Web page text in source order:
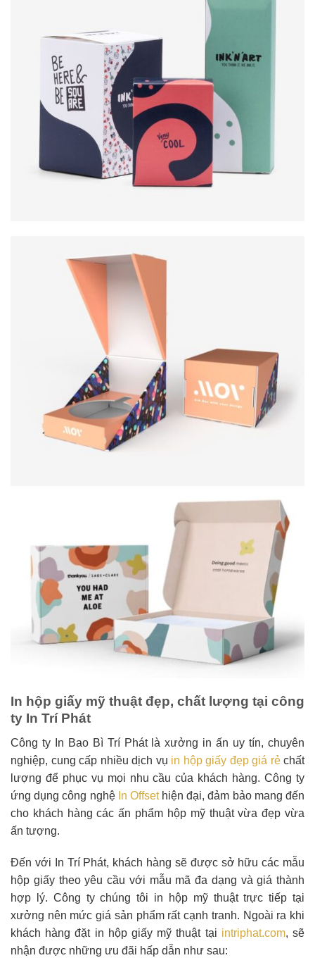
In hộp giấy mỹ thuật đẹp, chất lượng tại công
ty In Trí Phát
Công ty In Bao Bì Trí Phát là xưởng in ấn uy tín, chuyên
nghiệp, cung cấp nhiều dịch vụ in hộp giấy đẹp giá rẻchất
lượng để phục vụ mọi nhu cầu của khách hàng. Công ty
ứng dụng công nghệ In Offsethiện đại, đảm bảo mang đến
cho khách hàng các ấn phẩm hộp mỹ thuật vừa đẹp vừa
ấn tượng.
Đến với In Trí Phát, khách hàng sẽ được sở hữu các mẫu
hộp giấy theo yêu cầu với mẫu mã đa dạng và giá thành
hợp lý. Công ty chúng tôi in hộp mỹ thuật trực tiếp tại
xưởng nên mức giá sản phẩm rất cạnh tranh. Ngoài ra khi
khách hàng đặt in hộp giấy mỹ thuật tại intriphat.com, sẽ
nhận được những ưu đãi hấp dẫn như sau: